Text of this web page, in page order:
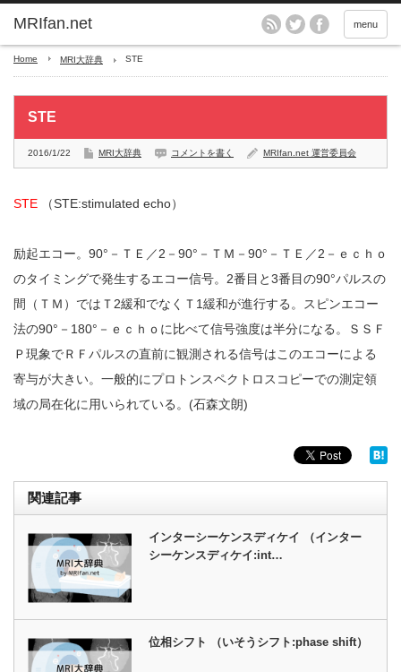
MRIfan.net menu
Home MRI大辞典 STE
STE
2016/1/22 MRI大辞典 コメントを書く MRIfan.net 運営委員会
STE （STE:stimulated echo）
励起エコー。90°－ＴＥ／2－90°－ＴＭ－90°－ＴＥ／2－ｅｃｈｏ
のタイミングで発生するエコー信号。2番目と3番目の90°パルスの
間（ＴＭ）ではＴ2緩和でなくＴ1緩和が進行する。スピンエコー
法の90°－180°－ｅｃｈｏに比べて信号強度は半分になる。ＳＳＦ
Ｐ現象でＲＦパルスの直前に観測される信号はこのエコーによる
寄与が大きい。一般的にプロトンスペクトロスコピーでの測定領
域の局在化に用いられている。(石森文朗)
関連記事
インターシーケンスディケイ （インター
シーケンスディケイ:int…
位相シフト （いそうシフト:phase shift）